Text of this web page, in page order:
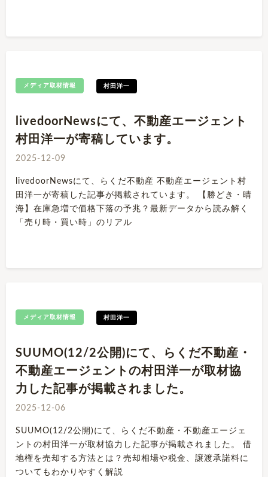
メディア取材情報 村田洋一
livedoorNewsにて、不動産エージェント
村田洋一が寄稿しています。
2025-12-09
livedoorNewsにて、らくだ不動産 不動産エージェント村
田洋一が寄稿した記事が掲載されています。 【勝どき・晴
海】在庫急増で価格下落の予兆？最新データから読み解く
「売り時・買い時」のリアル
メディア取材情報 村田洋一
SUUMO(12/2公開)にて、らくだ不動産・
不動産エージェントの村田洋一が取材協
力した記事が掲載されました。
2025-12-06
SUUMO(12/2公開)にて、らくだ不動産・不動産エージェ
ントの村田洋一が取材協力した記事が掲載されました。 借
地権を売却する方法とは？売却相場や税金、譲渡承諾料に
ついてもわかりやすく解説